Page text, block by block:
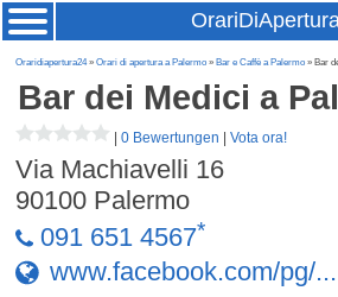
Oraridiapertura24»Orari di apertura a Palermo » Bar e Caffè a Palermo » Bar
Bar dei Medici a
|0 Bewertungen |Vota ora!
Via Machiavelli 16
90100 Palermo
091 651 4567*
www.facebook.com/pg/